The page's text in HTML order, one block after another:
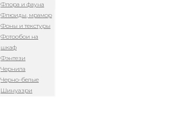
Флора и фауна
Флюиды, мрамор
Фоны и текстуры
Фотообои на
шкаф
Фэнтези
Чернила
Черно-белые
Шинуазри